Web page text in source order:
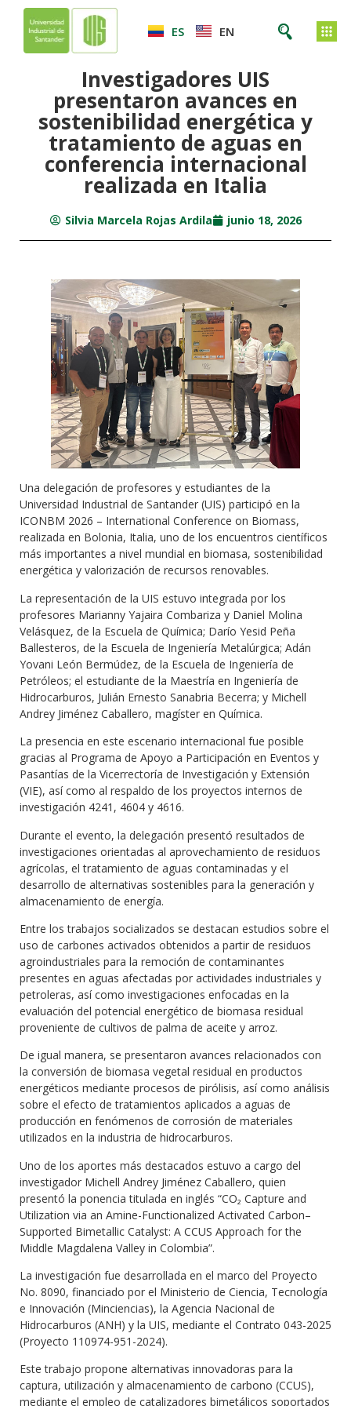
ES EN
Investigadores UIS
presentaron avances en
sostenibilidad energética y
tratamiento de aguas en
conferencia internacional
realizada en Italia
Silvia Marcela Rojas Ardila junio 18, 2026
Una delegación de profesores y estudiantes de la
Universidad Industrial de Santander (UIS) participó en la
ICONBM 2026 – International Conference on Biomass,
realizada en Bolonia, Italia, uno de los encuentros científicos
más importantes a nivel mundial en biomasa, sostenibilidad
energética y valorización de recursos renovables.
La representación de la UIS estuvo integrada por los
profesores Marianny Yajaira Combariza y Daniel Molina
Velásquez, de la Escuela de Química; Darío Yesid Peña
Ballesteros, de la Escuela de Ingeniería Metalúrgica; Adán
Yovani León Bermúdez, de la Escuela de Ingeniería de
Petróleos; el estudiante de la Maestría en Ingeniería de
Hidrocarburos, Julián Ernesto Sanabria Becerra; y Michell
Andrey Jiménez Caballero, magíster en Química.
La presencia en este escenario internacional fue posible
gracias al Programa de Apoyo a Participación en Eventos y
Pasantías de la Vicerrectoría de Investigación y Extensión
(VIE), así como al respaldo de los proyectos internos de
investigación 4241, 4604 y 4616.
Durante el evento, la delegación presentó resultados de
investigaciones orientadas al aprovechamiento de residuos
agrícolas, el tratamiento de aguas contaminadas y el
desarrollo de alternativas sostenibles para la generación y
almacenamiento de energía.
Entre los trabajos socializados se destacan estudios sobre el
uso de carbones activados obtenidos a partir de residuos
agroindustriales para la remoción de contaminantes
presentes en aguas afectadas por actividades industriales y
petroleras, así como investigaciones enfocadas en la
evaluación del potencial energético de biomasa residual
proveniente de cultivos de palma de aceite y arroz.
De igual manera, se presentaron avances relacionados con
la conversión de biomasa vegetal residual en productos
energéticos mediante procesos de pirólisis, así como análisis
sobre el efecto de tratamientos aplicados a aguas de
producción en fenómenos de corrosión de materiales
utilizados en la industria de hidrocarburos.
Uno de los aportes más destacados estuvo a cargo del
investigador Michell Andrey Jiménez Caballero, quien
presentó la ponencia titulada en inglés “CO₂ Capture and
Utilization via an Amine-Functionalized Activated Carbon–
Supported Bimetallic Catalyst: A CCUS Approach for the
Middle Magdalena Valley in Colombia”.
La investigación fue desarrollada en el marco del Proyecto
No. 8090, financiado por el Ministerio de Ciencia, Tecnología
e Innovación (Minciencias), la Agencia Nacional de
Hidrocarburos (ANH) y la UIS, mediante el Contrato 043-2025
(Proyecto 110974-951-2024).
Este trabajo propone alternativas innovadoras para la
captura, utilización y almacenamiento de carbono (CCUS),
mediante el empleo de catalizadores bimetálicos soportados